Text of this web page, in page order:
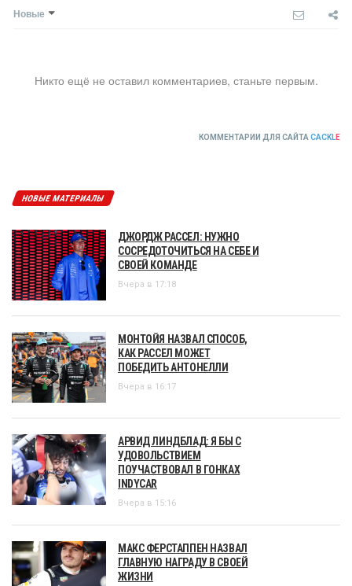
Новые
Никто ещё не оставил комментариев, станьте первым.
КОММЕНТАРИИ ДЛЯ САЙТА CACKLE
НОВЫЕ МАТЕРИАЛЫ
ДЖОРДЖ РАССЕЛ: НУЖНО
СОСРЕДОТОЧИТЬСЯ НА СЕБЕ И
СВОЕЙ КОМАНДЕ
Вчера в 17:18
МОНТОЙЯ НАЗВАЛ СПОСОБ,
КАК РАССЕЛ МОЖЕТ
ПОБЕДИТЬ АНТОНЕЛЛИ
Вчера в 16:17
АРВИД ЛИНДБЛАД: Я БЫ С
УДОВОЛЬСТВИЕМ
ПОУЧАСТВОВАЛ В ГОНКАХ
INDYCAR
Вчера в 15:16
МАКС ФЕРСТАППЕН НАЗВАЛ
ГЛАВНУЮ НАГРАДУ В СВОЕЙ
ЖИЗНИ